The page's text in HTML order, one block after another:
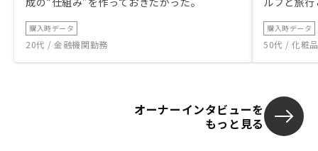
購入時データ
20代 / 金融機関勤務
購入時データ
50代 / 化粧
オーナーインタビューを
もっと見る